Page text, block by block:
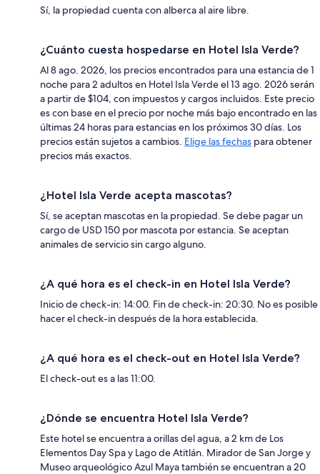
Sí, la propiedad cuenta con alberca al aire libre.
¿Cuánto cuesta hospedarse en Hotel Isla Verde?
Al 8 ago. 2026, los precios encontrados para una estancia de 1
noche para 2 adultos en Hotel Isla Verde el 13 ago. 2026 serán
a partir de $104, con impuestos y cargos incluidos. Este precio
es con base en el precio por noche más bajo encontrado en las
últimas 24 horas para estancias en los próximos 30 días. Los
precios están sujetos a cambios. Elige las fechas para obtener
precios más exactos.
¿Hotel Isla Verde acepta mascotas?
Sí, se aceptan mascotas en la propiedad. Se debe pagar un
cargo de USD 150 por mascota por estancia. Se aceptan
animales de servicio sin cargo alguno.
¿A qué hora es el check-in en Hotel Isla Verde?
Inicio de check-in: 14:00. Fin de check-in: 20:30. No es posible
hacer el check-in después de la hora establecida.
¿A qué hora es el check-out en Hotel Isla Verde?
El check-out es a las 11:00.
¿Dónde se encuentra Hotel Isla Verde?
Este hotel se encuentra a orillas del agua, a 2 km de Los
Elementos Day Spa y Lago de Atitlán. Mirador de San Jorge y
Museo arqueológico Azul Maya también se encuentran a 20